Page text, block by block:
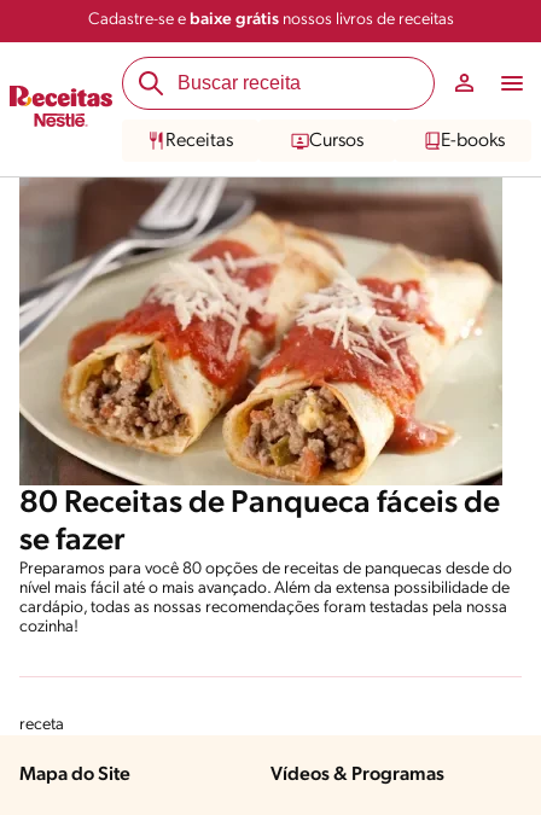
Cadastre-se e baixe grátisnossos livros de receitas
Receitas Cursos E-books
80 Receitas de Panqueca fáceis de
se fazer
Preparamos para você 80 opções de receitas de panquecas desde do
nível mais fácil até o mais avançado. Além da extensa possibilidade de
cardápio, todas as nossas recomendações foram testadas pela nossa
cozinha!
receta
Mapa do Site Vídeos & Programas​